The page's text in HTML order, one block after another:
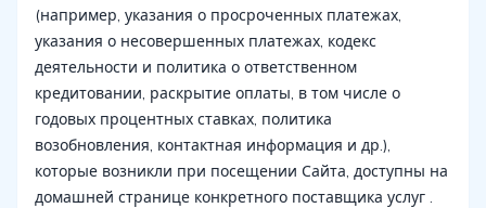
(например, указания о просроченных платежах,
указания о несовершенных платежах, кодекс
деятельности и политика о ответственном
кредитовании, раскрытие оплаты, в том числе о
годовых процентных ставках, политика
возобновления, контактная информация и др.),
которые возникли при посещении Сайта, доступны на
домашней странице конкретного поставщика услуг .